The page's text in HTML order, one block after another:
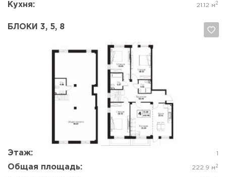
Кухня: 21.12 м 2
БЛОКИ 3, 5, 8
Этаж: 1
Общая площадь: 222.9 м 2
Да, удалить Отмена